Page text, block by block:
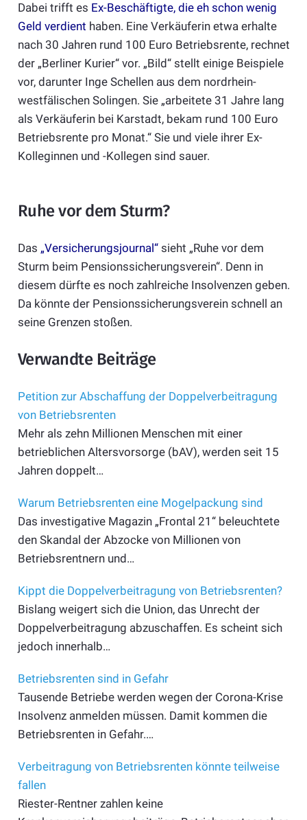
Dabei trifft es Ex-Beschäftigte, die eh schon wenig
Geld verdient haben. Eine Verkäuferin etwa erhalte
nach 30 Jahren rund 100 Euro Betriebsrente, rechnet
der „Berliner Kurier“ vor. „Bild“ stellt einige Beispiele
vor, darunter Inge Schellen aus dem nordrhein-
westfälischen Solingen. Sie „arbeitete 31 Jahre lang
als Verkäuferin bei Karstadt, bekam rund 100 Euro
Betriebsrente pro Monat.“ Sie und viele ihrer Ex-
Kolleginnen und -Kollegen sind sauer.
Ruhe vor dem Sturm?
Das „Versicherungsjournal“sieht „Ruhe vor dem
Sturm beim Pensionssicherungsverein“. Denn in
diesem dürfte es noch zahlreiche Insolvenzen geben.
Da könnte der Pensionssicherungsverein schnell an
seine Grenzen stoßen.
Verwandte Beiträge
Petition zur Abschaffung der Doppelverbeitragung
von Betriebsrenten
Mehr als zehn Millionen Menschen mit einer
betrieblichen Altersvorsorge (bAV), werden seit 15
Jahren doppelt…
Warum Betriebsrenten eine Mogelpackung sind
Das investigative Magazin „Frontal 21“ beleuchtete
den Skandal der Abzocke von Millionen von
Betriebsrentnern und…
Kippt die Doppelverbeitragung von Betriebsrenten?
Bislang weigert sich die Union, das Unrecht der
Doppelverbeitragung abzuschaffen. Es scheint sich
jedoch innerhalb…
Betriebsrenten sind in Gefahr
Tausende Betriebe werden wegen der Corona-Krise
Insolvenz anmelden müssen. Damit kommen die
Betriebsrenten in Gefahr.…
Verbeitragung von Betriebsrenten könnte teilweise
fallen
Riester-Rentner zahlen keine